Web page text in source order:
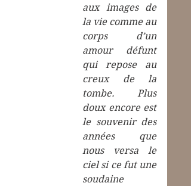
aux images de
la vie comme au
corps d’un
amour défunt
qui repose au
creux de la
tombe. Plus
doux encore est
le souvenir des
années que
nous versa le
ciel si ce fut une
soudaine